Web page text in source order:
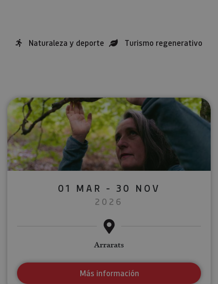
Naturaleza y deporte Turismo regenerativo
01 MAR - 30 NOV
2026
Arrarats
Más información